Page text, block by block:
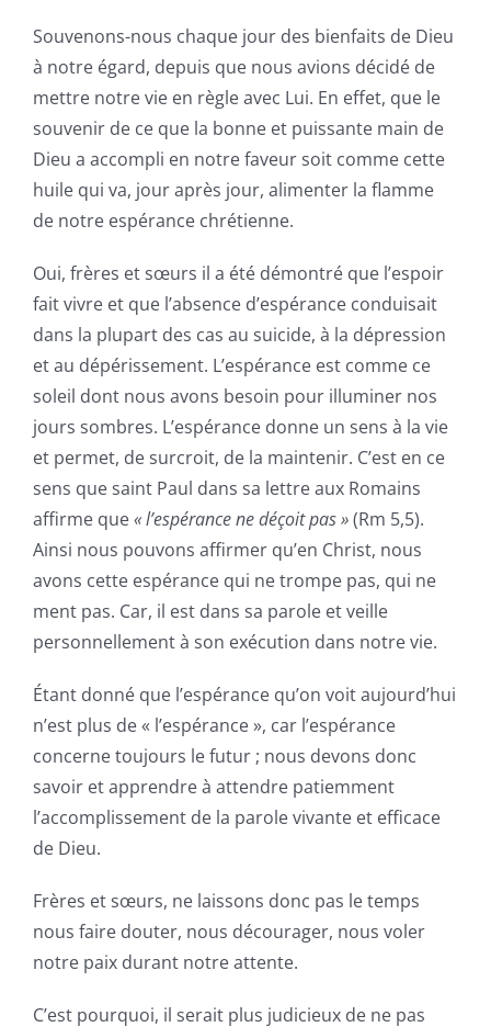
Souvenons-nous chaque jour des bienfaits de Dieu
à notre égard, depuis que nous avions décidé de
mettre notre vie en règle avec Lui. En effet, que le
souvenir de ce que la bonne et puissante main de
Dieu a accompli en notre faveur soit comme cette
huile qui va, jour après jour, alimenter la flamme
de notre espérance chrétienne.
Oui, frères et sœurs il a été démontré que l’espoir
fait vivre et que l’absence d’espérance conduisait
dans la plupart des cas au suicide, à la dépression
et au dépérissement. L’espérance est comme ce
soleil dont nous avons besoin pour illuminer nos
jours sombres. L’espérance donne un sens à la vie
et permet, de surcroit, de la maintenir. C’est en ce
sens que saint Paul dans sa lettre aux Romains
affirme que« l’espérance ne déçoit pas »(Rm 5,5).
Ainsi nous pouvons affirmer qu’en Christ, nous
avons cette espérance qui ne trompe pas, qui ne
ment pas. Car, il est dans sa parole et veille
personnellement à son exécution dans notre vie.
Étant donné que l’espérance qu’on voit aujourd’hui
n’est plus de « l’espérance », car l’espérance
concerne toujours le futur ; nous devons donc
savoir et apprendre à attendre patiemment
l’accomplissement de la parole vivante et efficace
de Dieu.
Frères et sœurs, ne laissons donc pas le temps
nous faire douter, nous décourager, nous voler
notre paix durant notre attente.
C’est pourquoi, il serait plus judicieux de ne pas